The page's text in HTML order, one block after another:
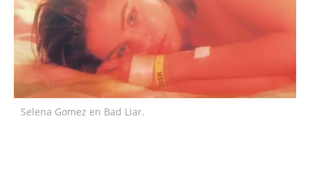
Selena Gomez en Bad Liar.